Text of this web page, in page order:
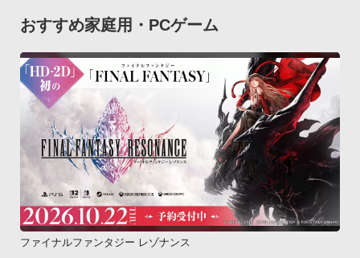
おすすめ家庭用・PCゲーム
ファイナルファンタジー レゾナンス